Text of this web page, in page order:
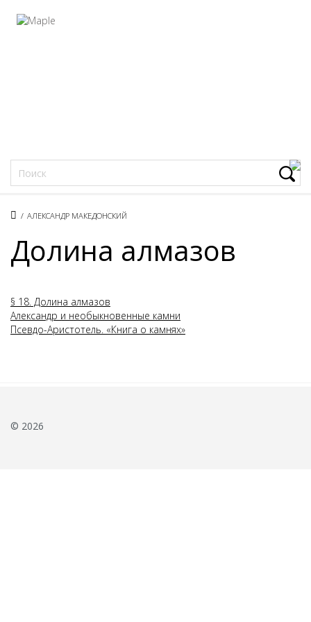
/ АЛЕКСАНДР МАКЕДОНСКИЙ
Долина алмазов
§ 18. Долина алмазов
Александр и необыкновенные камни
Псевдо-Аристотель. «Книга о камнях»
© 2026